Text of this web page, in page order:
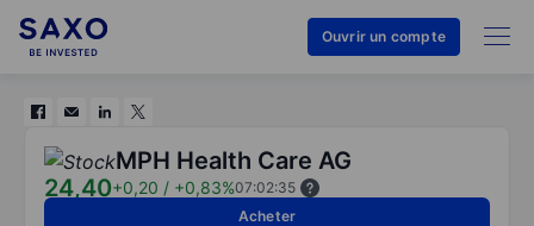
Ouvrir un compte
MPH Health Care AG
24,40+0,20 / +0,83%07:02:35
Acheter